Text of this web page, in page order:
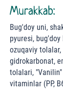
Murakkab:
Bug'doy uni,
pyuresi,
ozuqaviy
gidrokarbonat,
tolalari,
vitaminlar (PP,